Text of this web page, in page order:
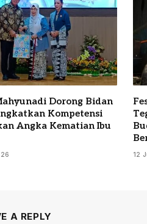
Dorong Bidan
Kompetensi
Angka Kematian Ibu
12
A REPLY